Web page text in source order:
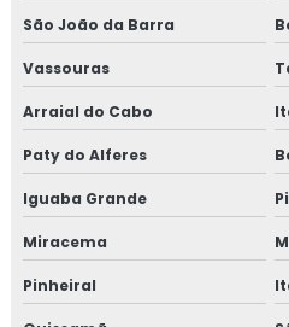
condicionado
Isolamento para tubulação de
Isolamento piso câmara fria
Isolamento poliuretano
Isolamento poliuretano
Isolamento poliuretano
São João da Barra
Vassouras
Arraial do Cabo
Paty do Alferes
Iguaba Grande
Miracema
Pinheiral